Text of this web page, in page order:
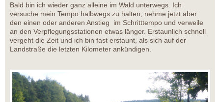
Bald bin ich wieder ganz alleine im Wald unterwegs. Ich
versuche mein Tempo halbwegs zu halten, nehme jetzt aber
den einen oder anderen Anstieg im Schritttempo und verweile
an den Verpflegungsstationen etwas länger. Erstaunlich schnell
vergeht die Zeit und ich bin fast erstaunt, als sich auf der
Landstraße die letzten Kilometer ankündigen.